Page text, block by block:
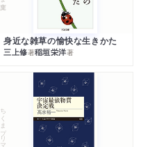
身近な雑草の愉快な生きかた
三上修著稲垣栄洋著
ちくまプリマー新書